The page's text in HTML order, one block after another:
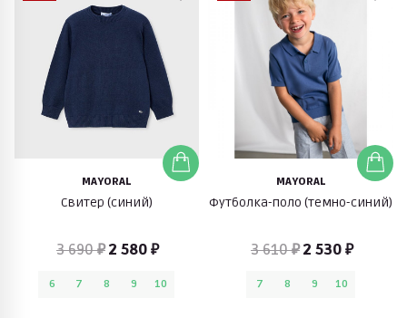
MAYORAL
Свитер (синий)
3 690 ₽ 2 580 ₽
6 7 8 9 10
MAYORAL
Футболка-поло (темно-синий)
3 610 ₽ 2 530 ₽
7 8 9 10